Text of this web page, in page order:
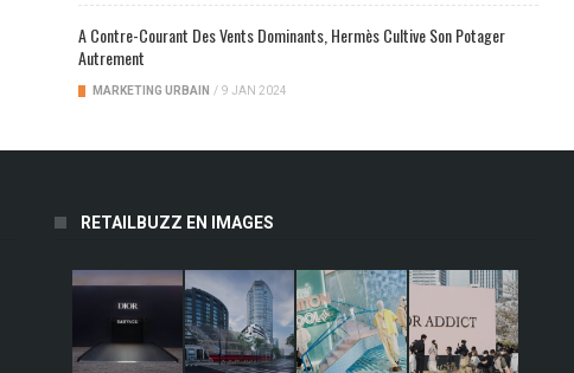
A Contre-Courant Des Vents Dominants, Hermès Cultive Son Potager
Autrement
MARKETING URBAIN / 9 JAN 2024
RETAILBUZZ EN IMAGES